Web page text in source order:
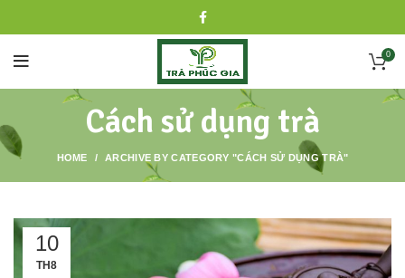
0
Cách sử dụng trà
HOME ARCHIVE BY CATEGORY "CÁCH SỬ DỤNG TRÀ"
10
TH8